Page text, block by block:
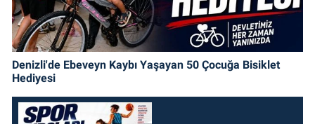
Denizli'de Ebeveyn Kaybı Yaşayan 50 Çocuğa Bisiklet
Hediyesi